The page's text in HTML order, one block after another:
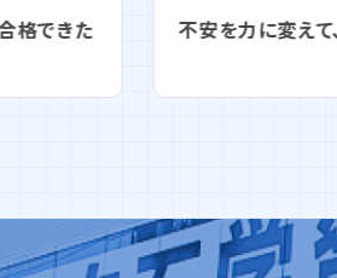
変えて、扉を開けた